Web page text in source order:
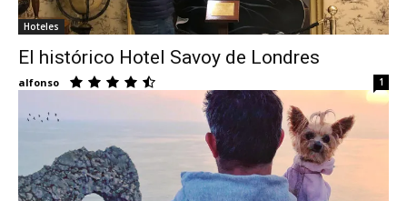
Hoteles
El histórico Hotel Savoy de Londres
alfonso 1